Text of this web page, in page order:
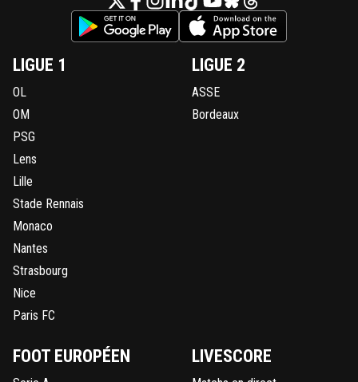
LIGUE 1
OL
OM
PSG
Lens
Lille
Stade Rennais
Monaco
Nantes
Strasbourg
Nice
Paris FC
LIGUE 2
ASSE
Bordeaux
FOOT EUROPÉEN LIVESCORE